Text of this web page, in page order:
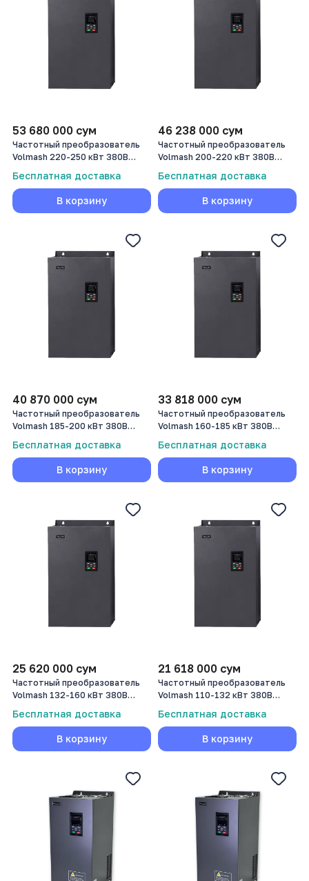
53 680 000сум
Частотный преобразователь
Volmash 220-250 кВт 380В
Бесплатная доставка
В корзину
46 238 000 сум
Частотный преобразователь
Volmash 200-220 кВт 380В
Бесплатная доставка
В корзину
40 870 000сум
Частотный преобразователь
Volmash 185-200 кВт 380В
Бесплатная доставка
В корзину
33 818 000 сум
Частотный преобразователь
Volmash 160-185 кВт 380В
Бесплатная доставка
В корзину
25 620 000сум
Частотный преобразователь
Volmash 132-160 кВт 380В
Бесплатная доставка
В корзину
21 618 000 сум
Частотный преобразователь
Volmash 110-132 кВт 380В
Бесплатная доставка
В корзину